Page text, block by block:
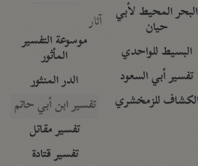
البحر المحيط لأبي
حيان
البسيط للواحدي
تفسير أبي السعود
الكشاف للزمخشري
آثار
موسوعة التفسير
المأثور
الدر المنثور
تفسير ابن أبي حاتم
تفسير مقاتل
تفسير قتادة